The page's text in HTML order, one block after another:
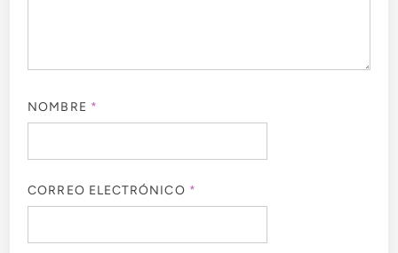
NOMBRE *
CORREO ELECTRÓNICO *